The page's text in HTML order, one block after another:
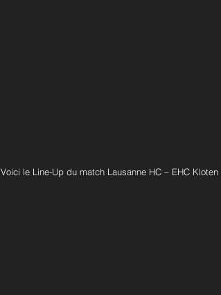
Voici le Line-Up du match Lausanne HC – EHC Kloten